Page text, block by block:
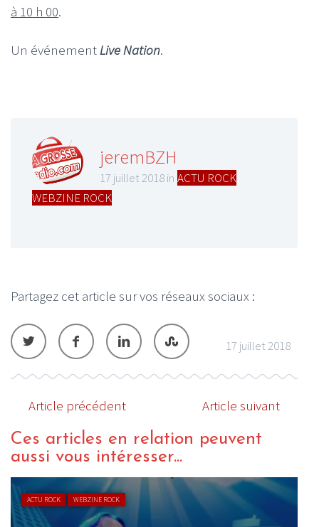
à 10 h 00.
Un événement Live Nation.
jeremBZH
17 juillet 2018 in ACTU ROCK
WEBZINE ROCK
Partagez cet article sur vos réseaux sociaux :
17 juillet 2018
Article précédent Article suivant
Ces articles en relation peuvent
aussi vous intéresser...
ACTU ROCK WEBZINE ROCK